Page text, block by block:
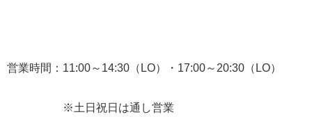
営業時間：11:00～14:30（LO）・17:00～20:30（LO）
※土日祝日は通し営業